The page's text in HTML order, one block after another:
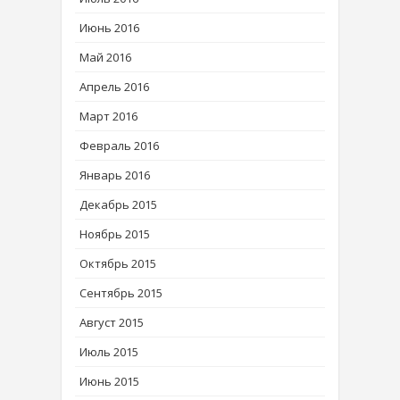
Июнь 2016
Май 2016
Апрель 2016
Март 2016
Февраль 2016
Январь 2016
Декабрь 2015
Ноябрь 2015
Октябрь 2015
Сентябрь 2015
Август 2015
Июль 2015
Июнь 2015